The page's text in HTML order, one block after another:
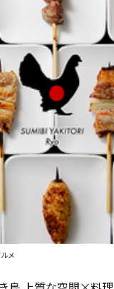
メ